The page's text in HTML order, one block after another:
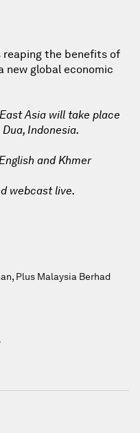
reaping the benefits of
new global economic
Asia will take place
Indonesia.
and Khmer
webcast live.
Plus Malaysia Berhad